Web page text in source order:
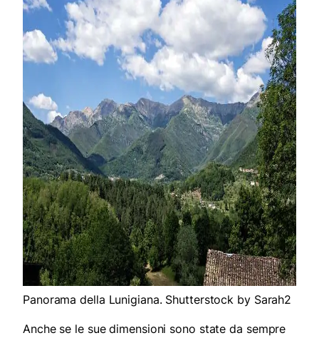
Panorama della Lunigiana. Shutterstock by Sarah2
Anche se le sue dimensioni sono state da sempre